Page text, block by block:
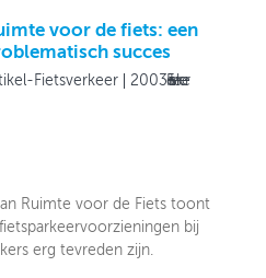
voor de fiets: een
succes
Fietsverkeer 2003Fietsverkeer
Ruimte voor de Fiets toont
bij
erg tevreden zijn.